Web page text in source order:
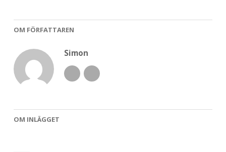
OM FÖRFATTAREN
Simon
OM INLÄGGET